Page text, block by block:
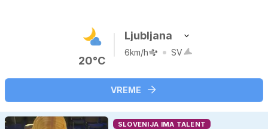
20°C
Ljubljana
6km/h SV
VREME
SLOVENIJA IMA TALENT